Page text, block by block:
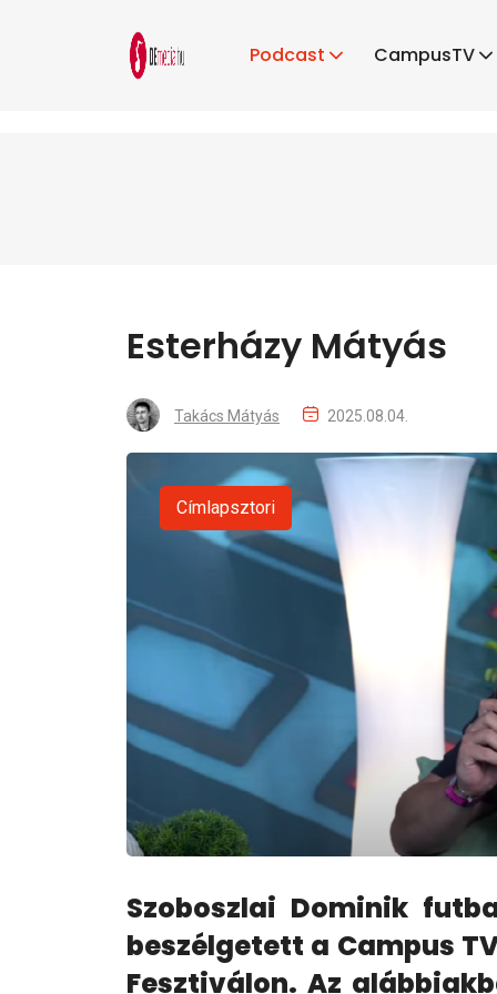
Podcast CampusTV
Esterházy Mátyás
Takács Mátyás 2025.08.04.
Címlapsztori
Szoboszlai Dominik
beszélgetett a Campus
Fesztiválon. Az